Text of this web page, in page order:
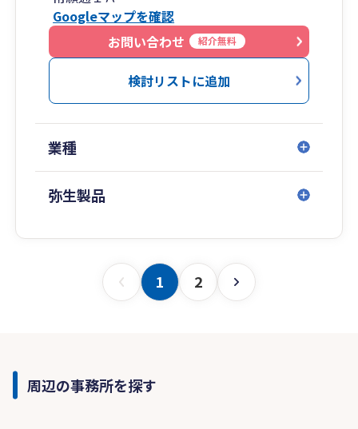
Googleマップを確認
お問い合わせ
紹介無料
検討リストに追加
業種
弥生製品
1 2
周辺の事務所を探す